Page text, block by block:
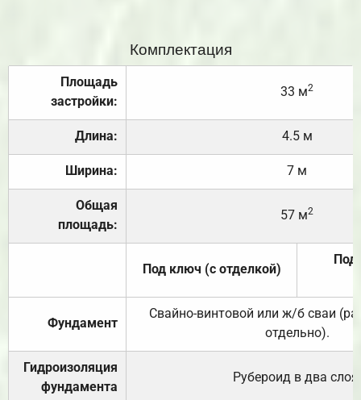
Комплектация
Площадь
застройки:
33 м2
Длина: 4.5 м
Ширина: 7 м
Общая
площадь:
57 м2
Под ключ (с отделкой)
Под
Фундамент
Свайно-винтовой или ж/б сваи
отдельно).
Гидроизоляция
фундамента
Рубероид в два слоя.